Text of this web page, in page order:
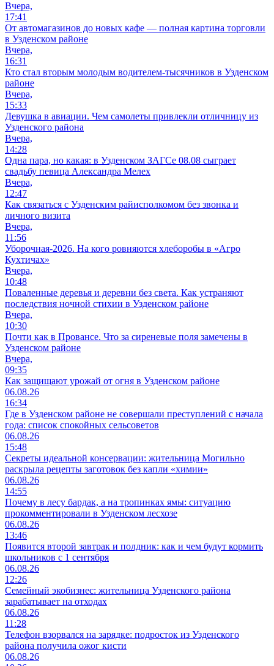
Вчера,
17:41
От автомагазинов до новых кафе — полная картина торговли
в Узденском районе
Вчера,
16:31
Кто стал вторым молодым водителем-тысячников в Узденском
районе
Вчера,
15:33
Девушка в авиации. Чем самолеты привлекли отличницу из
Узденского района
Вчера,
14:28
Одна пара, но какая: в Узденском ЗАГСе 08.08 сыграет
свадьбу певица Александра Мелех
Вчера,
12:47
Как связаться с Узденским райисполкомом без звонка и
личного визита
Вчера,
11:56
Уборочная-2026. На кого ровняются хлеборобы в «Агро
Кухтичах»
Вчера,
10:48
Поваленные деревья и деревни без света. Как устраняют
последствия ночной стихии в Узденском районе
Вчера,
10:30
Почти как в Провансе. Что за сиреневые поля замечены в
Узденском районе
Вчера,
09:35
Как защищают урожай от огня в Узденском районе
06.08.26
16:34
Где в Узденском районе не совершали преступлений с начала
года: список спокойных сельсоветов
06.08.26
15:48
Секреты идеальной консервации: жительница Могильно
раскрыла рецепты заготовок без капли «химии»
06.08.26
14:55
Почему в лесу бардак, а на тропинках ямы: ситуацию
прокомментировали в Узденском лесхозе
06.08.26
13:46
Появится второй завтрак и полдник: как и чем будут кормить
школьников с 1 сентября
06.08.26
12:26
Семейный экобизнес: жительница Узденского района
зарабатывает на отходах
06.08.26
11:28
Телефон взорвался на зарядке: подросток из Узденского
района получила ожог кисти
06.08.26